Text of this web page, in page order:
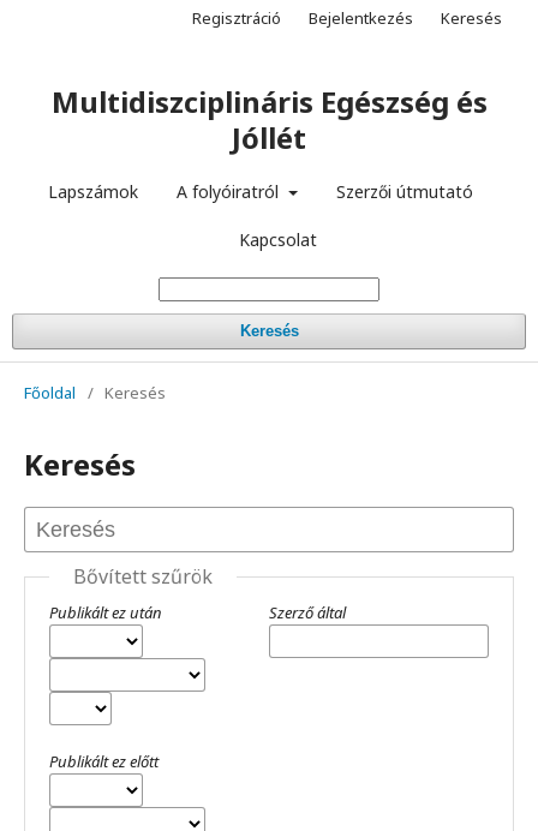
Multidiszciplináris Egészség és
Jóllét
Lapszámok A folyóiratról Szerzői útmutató
Kapcsolat
Keresés
Regisztráció Bejelentkezés Keresés
Főoldal / Keresés
Keresés
Bővített szűrök
Publikált ez után
Publikált ez előtt
Szerző által